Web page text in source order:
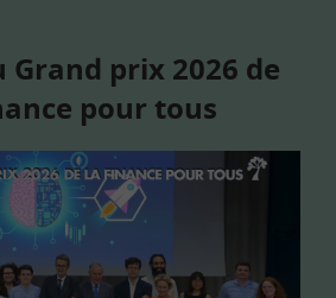
Grand prix 2026 de
pour tous